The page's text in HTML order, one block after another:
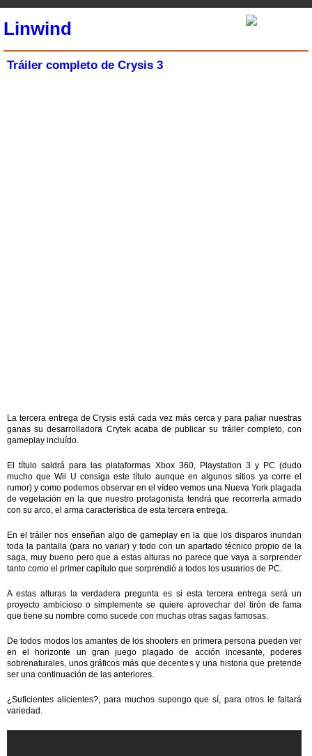
Linwind
Tráiler completo de Crysis 3
La tercera entrega de Crysis está cada vez más cerca y para paliar nuestras
ganas su desarrolladora Crytek acaba de publicar su tráiler completo, con
gameplay incluído.
El título saldrá para las plataformas Xbox 360, Playstation 3 y PC (dudo
mucho que Wii U consiga este título aunque en algunos sitios ya corre el
rumor) y como podemos observar en el vídeo vemos una Nueva York plagada
de vegetación en la que nuestro protagonista tendrá que recorrerla armado
con su arco, el arma característica de esta tercera entrega.
En el tráiler nos enseñan algo de gameplay en la que los disparos inundan
toda la pantalla (para no variar) y todo con un apartado técnico propio de la
saga, muy bueno pero que a estas alturas no parece que vaya a sorprender
tanto como el primer capítulo que sorprendió a todos los usuarios de PC.
A estas alturas la verdadera pregunta es si esta tercera entrega será un
proyecto ambicioso o simplemente se quiere aprovechar del tirón de fama
que tiene su nombre como sucede con muchas otras sagas famosas.
De todos modos los amantes de los shooters en primera persona pueden ver
en el horizonte un gran juego plagado de acción incesante, poderes
sobrenaturales, unos gráficos más que decentes y una historia que pretende
ser una continuación de las anteriores.
¿Suficientes alicientes?, para muchos supongo que sí, para otros le faltará
variedad.